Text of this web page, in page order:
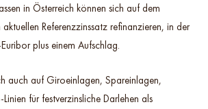
in Österreich können sich auf dem
Referenzzinssatz refinanzieren, in der
plus einem Aufschlag.
auch auf Giroeinlagen, Spareinlagen,
für festverzinsliche Darlehen als